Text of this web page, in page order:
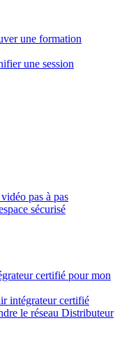
une formation
une session
pas à pas
sécurisé
certifié pour mon
intégrateur certifié
le réseau Distributeur